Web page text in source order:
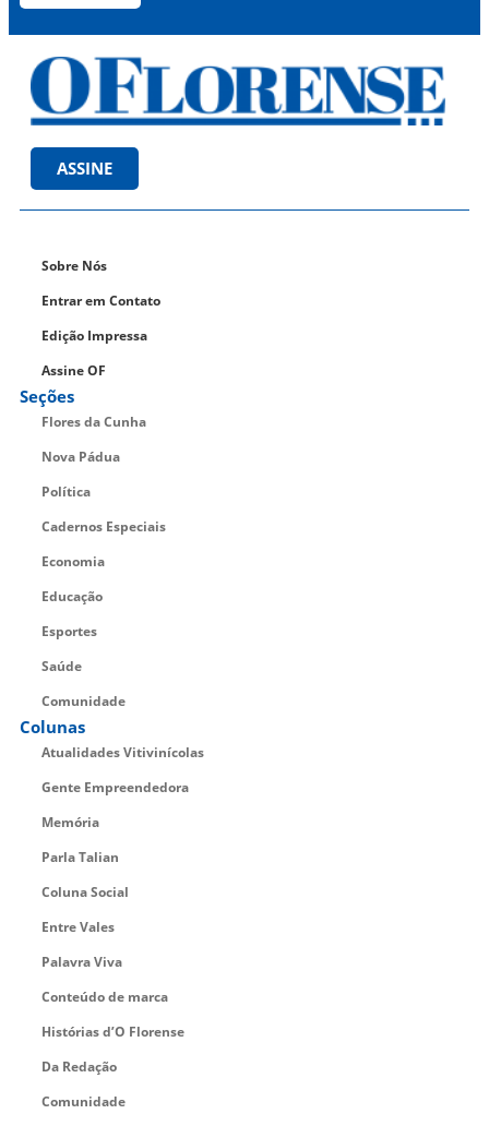
ASSINE
Sobre Nós
Entrar em Contato
Edição Impressa
Assine OF
Seções
Flores da Cunha
Nova Pádua
Política
Cadernos Especiais
Economia
Educação
Esportes
Saúde
Comunidade
Colunas
Atualidades Vitivinícolas
Gente Empreendedora
Memória
Parla Talian
Coluna Social
Entre Vales
Palavra Viva
Conteúdo de marca
Histórias d’O Florense
Da Redação
Comunidade